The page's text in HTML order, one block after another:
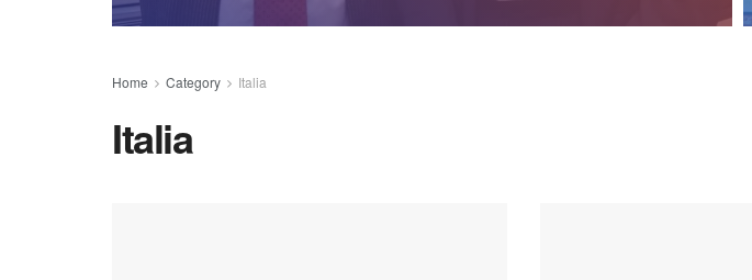
Home Category Italia
Italia